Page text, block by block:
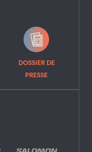
DOSSIER DE
PRESSE